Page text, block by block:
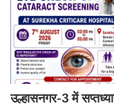
उल्हासनगर-3 में